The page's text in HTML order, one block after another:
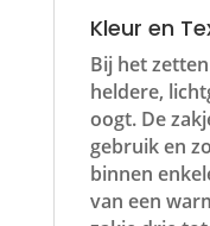
Kleur en
Bij het
heldere,
oogt. De
gebruik en
binnen
van een